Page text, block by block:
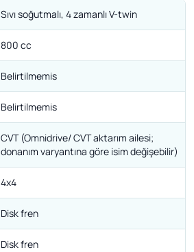
Sıvı soğutmalı, 4 zamanlı V-twin
800 cc
Belirtilmemis
Belirtilmemis
CVT (Omnidrive/ CVT aktarım ailesi;
donanım varyantına göre isim değişebilir)
4x4
Disk fren
Disk fren